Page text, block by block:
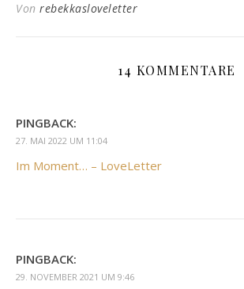
Von rebekkasloveletter
14 KOMMENTARE
PINGBACK:
27. MAI 2022 UM 11:04
Im Moment… – LoveLetter
PINGBACK:
29. NOVEMBER 2021 UM 9:46